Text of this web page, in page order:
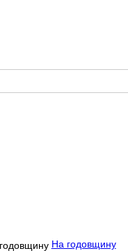
На годовщину